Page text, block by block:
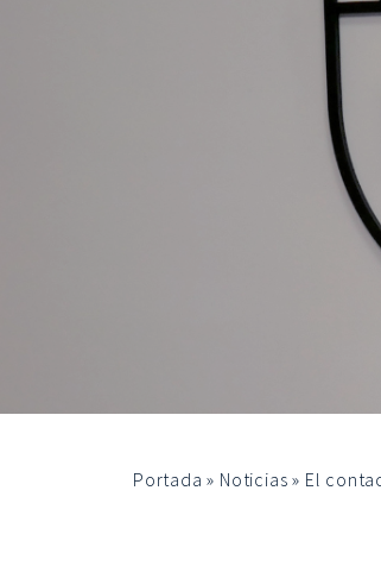
Portada » Noticias » El